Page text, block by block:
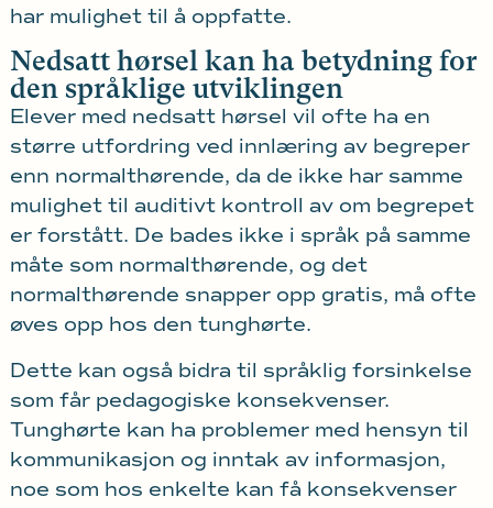
har mulighet til å oppfatte.
Nedsatt hørsel kan ha betydning for
den språklige utviklingen
Elever med nedsatt hørsel vil ofte ha en
større utfordring ved innlæring av begreper
enn normalthørende, da de ikke har samme
mulighet til auditivt kontroll av om begrepet
er forstått. De bades ikke i språk på samme
måte som normalthørende, og det
normalthørende snapper opp gratis, må ofte
øves opp hos den tunghørte.
Dette kan også bidra til språklig forsinkelse
som får pedagogiske konsekvenser.
Tunghørte kan ha problemer med hensyn til
kommunikasjon og inntak av informasjon,
noe som hos enkelte kan få konsekvenser